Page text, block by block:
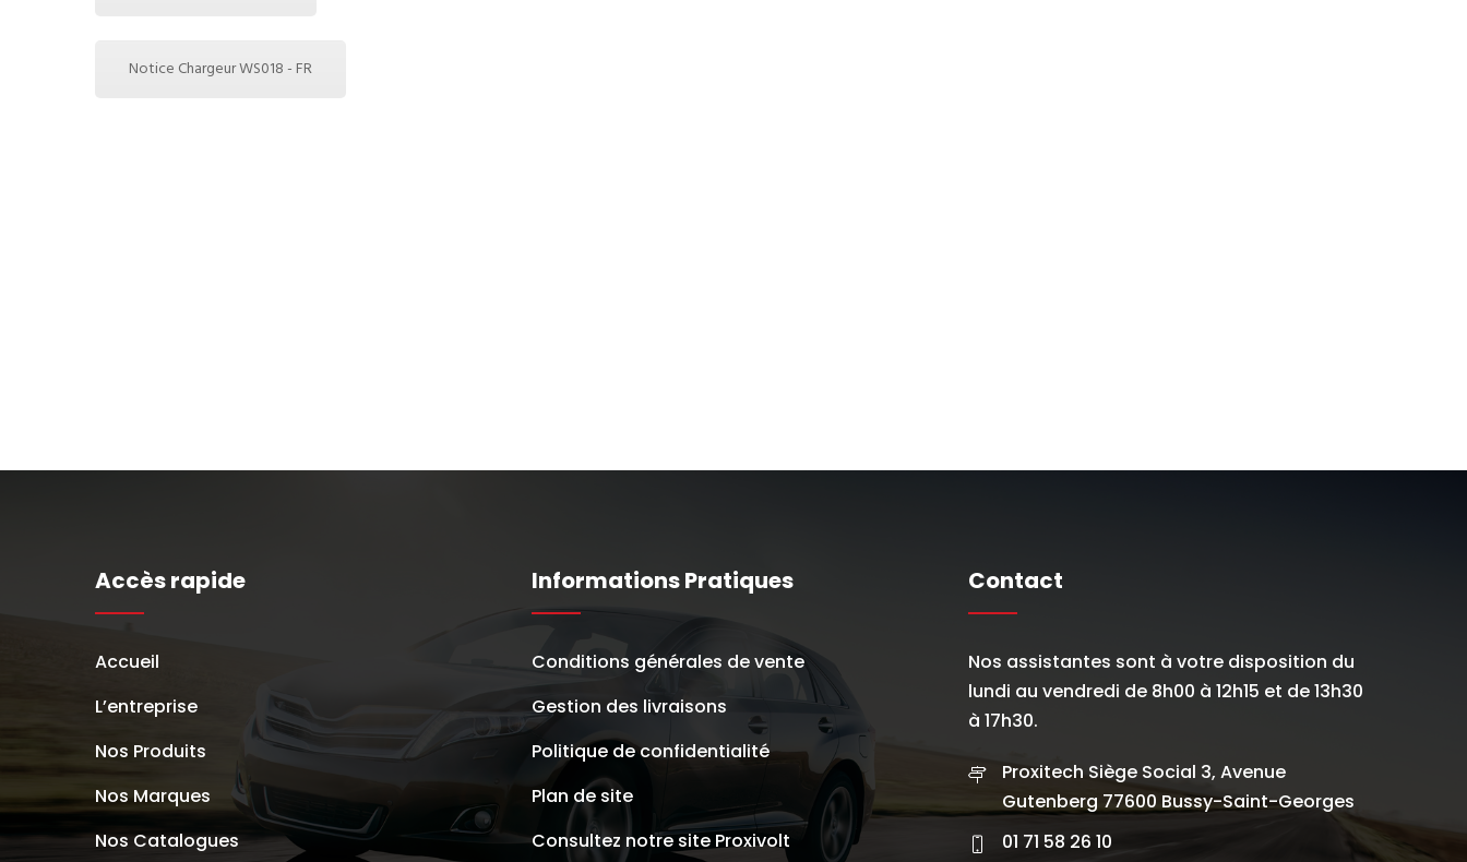
Notice Chargeur WS018 - FR
Accès rapide
Accueil
L’entreprise
Nos Produits
Nos Marques
Nos Catalogues
Informations Pratiques
Conditions générales de vente
Gestion des livraisons
Politique de confidentialité
Plan de site
Consultez notre site Proxivolt
Contact
Nos assistantes sont à votre disposition du
lundi au vendredi de 8h00 à 12h15 et de 13h30
à 17h30.
Proxitech Siège Social 3, Avenue
Gutenberg 77600 Bussy-Saint-Georges
01 71 58 26 10